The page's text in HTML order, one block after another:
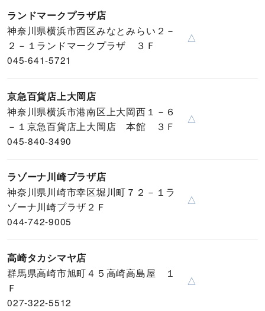
ランドマークプラザ店
神奈川県横浜市西区みなとみらい２－
２－１ランドマークプラザ ３Ｆ
045-641-5721
△
京急百貨店上大岡店
神奈川県横浜市港南区上大岡西１－６
－１京急百貨店上大岡店 本館 ３Ｆ
045-840-3490
△
ラゾーナ川崎プラザ店
神奈川県川崎市幸区堀川町７２－１ラ
ゾーナ川崎プラザ２Ｆ
044-742-9005
△
高崎タカシマヤ店
群馬県高崎市旭町４５高崎高島屋 １
Ｆ
027-322-5512
△